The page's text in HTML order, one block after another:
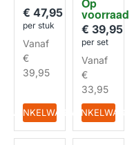
€ 47,95
per stuk
Vanaf
€
39,95
IN WINKELWAGEN
HUISMERK
voorraad
kt voor
Atag
AKI670
/
HF201
0
€ 39,95
per set
Vanaf
€
33,95
IN WINKELWAGEN